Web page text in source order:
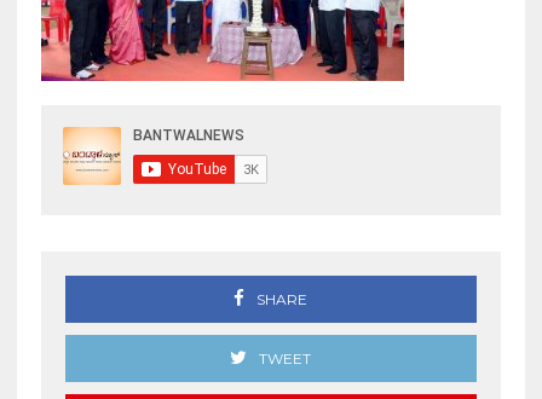
SHARE
TWEET